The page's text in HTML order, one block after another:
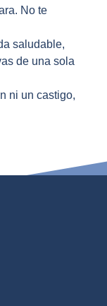
No te
saludable,
de una sola
ni un castigo,